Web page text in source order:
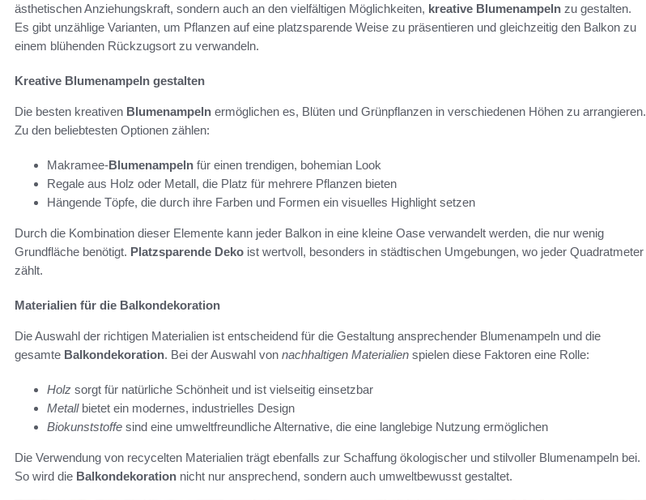
ästhetischen Anziehungskraft, sondern auch an den vielfältigen Möglichkeiten, kreative Blumenampeln zu gestalten.
Es gibt unzählige Varianten, um Pflanzen auf eine platzsparende Weise zu präsentieren und gleichzeitig den Balkon zu
einem blühenden Rückzugsort zu verwandeln.
Kreative Blumenampeln gestalten
Die besten kreativen Blumenampeln ermöglichen es, Blüten und Grünpflanzen in verschiedenen Höhen zu arrangieren.
Zu den beliebtesten Optionen zählen:
Makramee-Blumenampeln für einen trendigen, bohemian Look
Regale aus Holz oder Metall, die Platz für mehrere Pflanzen bieten
Hängende Töpfe, die durch ihre Farben und Formen ein visuelles Highlight setzen
Durch die Kombination dieser Elemente kann jeder Balkon in eine kleine Oase verwandelt werden, die nur wenig
Grundfläche benötigt. Platzsparende Deko ist wertvoll, besonders in städtischen Umgebungen, wo jeder Quadratmeter
zählt.
Materialien für die Balkondekoration
Die Auswahl der richtigen Materialien ist entscheidend für die Gestaltung ansprechender Blumenampeln und die
gesamte Balkondekoration. Bei der Auswahl von nachhaltigen Materialien spielen diese Faktoren eine Rolle:
Holz sorgt für natürliche Schönheit und ist vielseitig einsetzbar
Metallbietet ein modernes, industrielles Design
Biokunststoffe sind eine umweltfreundliche Alternative, die eine langlebige Nutzung ermöglichen
Die Verwendung von recycelten Materialien trägt ebenfalls zur Schaffung ökologischer und stilvoller Blumenampeln bei.
So wird die Balkondekoration nicht nur ansprechend, sondern auch umweltbewusst gestaltet.